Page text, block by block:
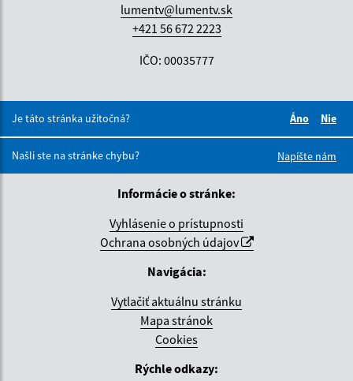
lumentv@lumentv.sk
+421 56 672 2223
IČO: 00035777
Je táto stránka užitočná?
Áno
Nie
Našli ste na stránke chybu?
Napíšte nám
Informácie o stránke:
Vyhlásenie o prístupnosti
Ochrana osobných údajov
Navigácia:
Vytlačiť aktuálnu stránku
Mapa stránok
Cookies
Rýchle odkazy: